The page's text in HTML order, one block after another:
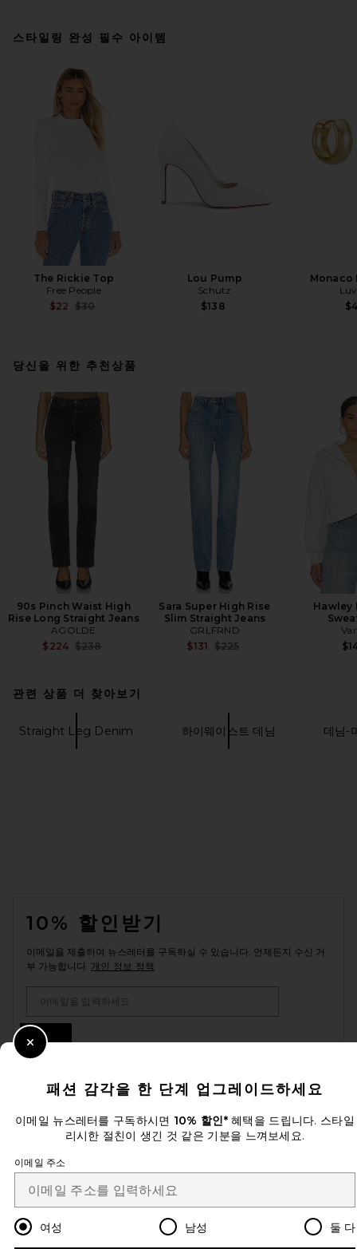
스타일링 완성 필수 아이템
The Rickie Top
Free People
$22 Previous price:
$30
Lou Pump
Schutz
$138
Monaco
당신을 위한 추천상품
90s Pinch Waist High
Rise Long Straight Jeans
AGOLDE
$224 Previous price:
$238
Sara Super High Rise
Slim Straight Jeans
GRLFRND
$131 Previous price:
$225
Hawley
관련 상품 더 찾아보기
Straight Leg Denim 하이웨이스트 데님 데님-
10% 할인받기
이메일을 제출하여 뉴스레터를 구독하실 수 있습니다. 언제든지 수신 거
부 가능합니다. 개인 정보 정책
개선에 도움을 주세요!
오늘 방문에 대한 설문 조사를 해주세요
고객센터
패션 감각을 한 단계 업그레이드하세요
이메일 뉴스레터를 구독하시면 10% 할인*혜택을 드립니다. 스타일
리시한 절친이 생긴 것 같은 기분을 느껴보세요.
이메일 주소
여성 남성 둘 다
Close Modal